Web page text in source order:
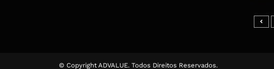
© Copyright ADVALUE. Todos Direitos Reservados.